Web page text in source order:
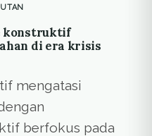
konstruktif
di era krisis
mengatasi
berfokus pada